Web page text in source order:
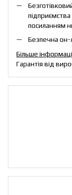
посиланням
Безпечна он-
Більше
Гарантія від